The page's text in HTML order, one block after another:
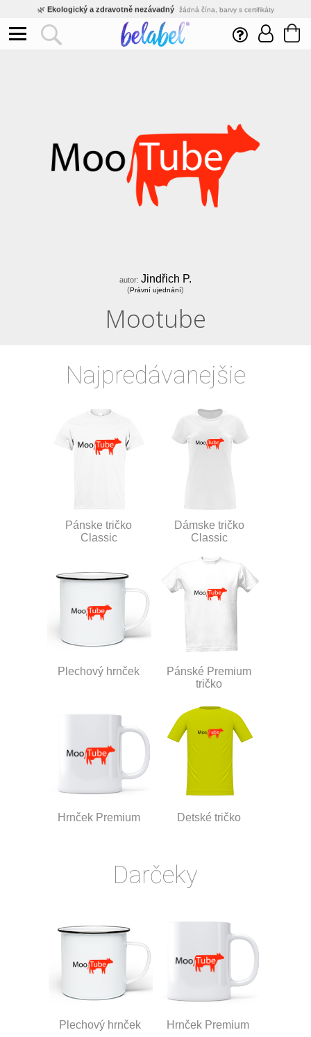
🌿 Ekologický a zdravotně nezávadný žádná čína, barvy s certifikáty
Inovativní výroba vlastní vývoj, nejnovější technologie
Rychlé dodání expedujeme do 24h
autor: Jindřich P.
(Právní ujednání)
Mootube
Najpredávanejšie
Pánske tričko
Classic
Dámske tričko
Classic
Plechový hrnček
Pánské Premium
tričko
Hrnček Premium Detské tričko
Darčeky
Plechový hrnček Hrnček Premium